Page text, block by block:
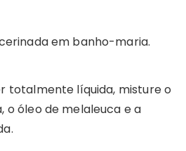
em banho-maria.
totalmente líquida, misture o
o óleo de melaleuca e a